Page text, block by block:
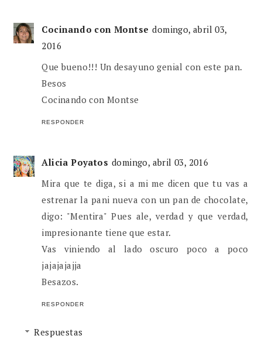
Cocinando con Montse domingo, abril 03,
2016
Que bueno!!! Un desayuno genial con este pan.
Besos
Cocinando con Montse
RESPONDER
Alicia Poyatos domingo, abril 03, 2016
Mira que te diga, si a mi me dicen que tu vas a
estrenar la pani nueva con un pan de chocolate,
digo: "Mentira" Pues ale, verdad y que verdad,
impresionante tiene que estar.
Vas viniendo al lado oscuro poco a poco
jajajajajja
Besazos.
RESPONDER
Respuestas